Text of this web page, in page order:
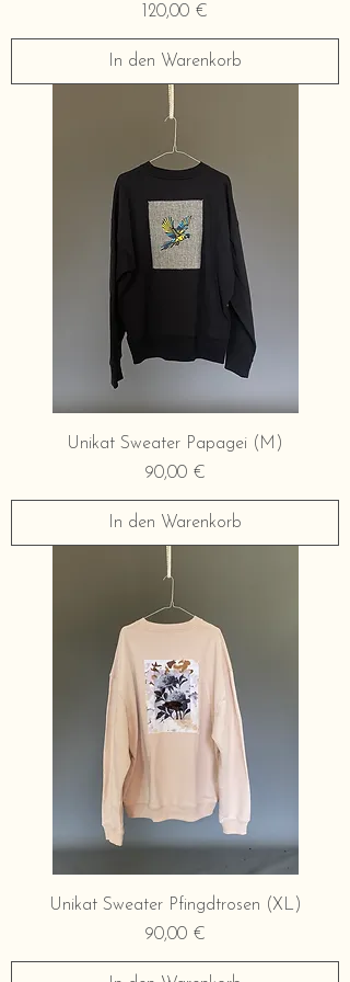
Preis
120,00 €
In den Warenkorb
Unikat Sweater Papagei (M)
Preis
90,00 €
In den Warenkorb
Unikat Sweater Pfingdtrosen (XL)
Preis
90,00 €